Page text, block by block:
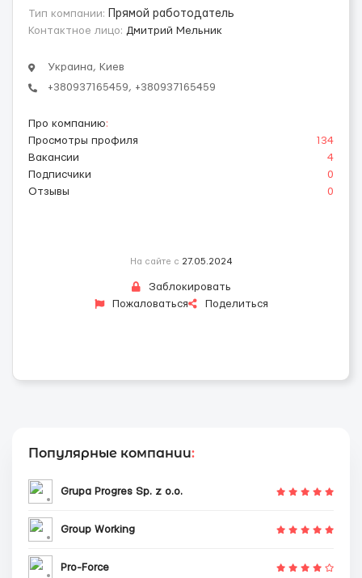
Тип компании:
Прямой работодатель
Контактное лицо: Дмитрий Мельник
Украина, Киев
+380937165459, +380937165459
Про компанию:
Просмотры профиля
134
Вакансии
4
Подписчики
0
Отзывы
0
На сайте с 27.05.2024
Заблокировать
Пожаловаться
Поделиться
Популярные компании:
Grupa Progres Sp. z o.o.
Group Working
Pro-Force